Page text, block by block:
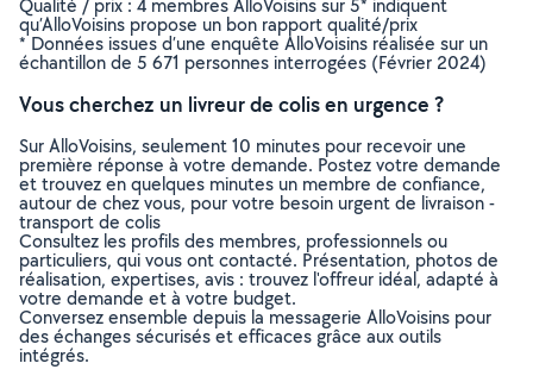
Qualité / prix : 4 membres AlloVoisins sur 5* indiquent
qu’AlloVoisins propose un bon rapport qualité/prix
* Données issues d’une enquête AlloVoisins réalisée sur un
échantillon de 5 671 personnes interrogées (Février 2024)
Vous cherchez un livreur de colis en urgence ?
Sur AlloVoisins, seulement 10 minutes pour recevoir une
première réponse à votre demande. Postez votre demande
et trouvez en quelques minutes un membre de confiance,
autour de chez vous, pour votre besoin urgent de livraison -
transport de colis
Consultez les profils des membres, professionnels ou
particuliers, qui vous ont contacté. Présentation, photos de
réalisation, expertises, avis : trouvez l'offreur idéal, adapté à
votre demande et à votre budget.
Conversez ensemble depuis la messagerie AlloVoisins pour
des échanges sécurisés et efficaces grâce aux outils
intégrés.